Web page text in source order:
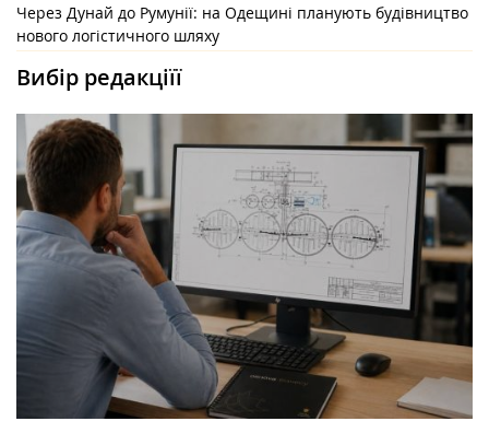
Через Дунай до Румунії: на Одещині планують будівництво
нового логістичного шляху
Вибір редакціїї